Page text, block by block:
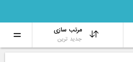
مرتب سازی
جدید ترین
16,275,000 تومان